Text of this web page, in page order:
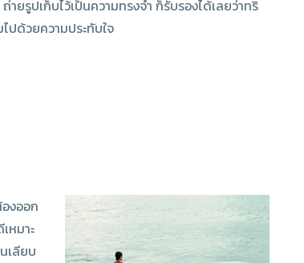
ายรูปเก็บไว้เป็นความทรงจำ ก็รับรองได้เลยว่าทริ
ไปด้วยความประทับใจ
งออก
หมาะ
เลียบ